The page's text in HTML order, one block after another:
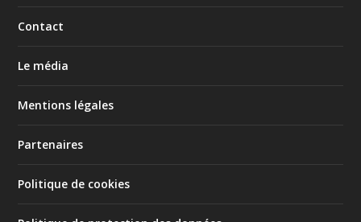
Contact
Le média
Mentions légales
Partenaires
Politique de cookies